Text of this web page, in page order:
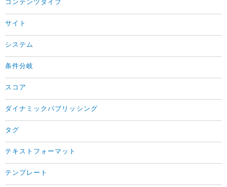
コンテンツタイプ
サイト
システム
条件分岐
スコア
ダイナミックパブリッシング
タグ
テキストフォーマット
テンプレート